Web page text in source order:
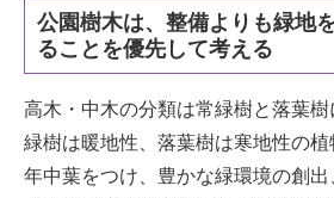
公園樹木は、整備よりも緑地
ることを優先して考える
高木・中木の分類は常緑樹と落葉
緑樹は暖地性、落葉樹は寒地性の植
年中葉をつけ、豊かな緑環境の創